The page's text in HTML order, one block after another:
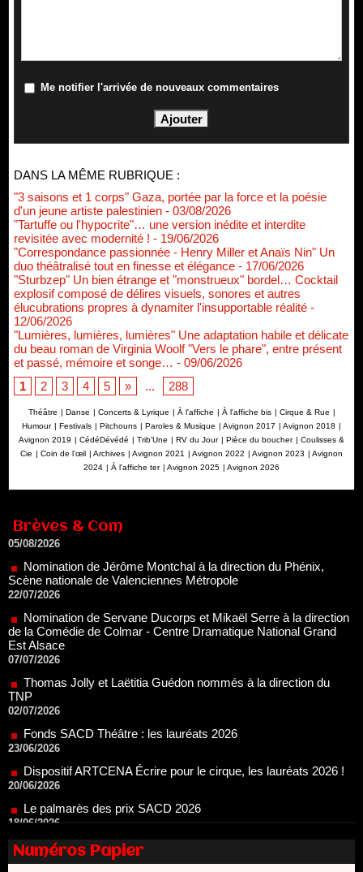
Me notifier l'arrivée de nouveaux commentaires
DANS LA MÊME RUBRIQUE :
"3 saisons et 1 corps" Gaza, portée par la force et la poésie
d'un jeune artiste palestinien - 03/08/2026
"Tartuffe ou l'hypocrite"… une version inédite et interdite
revisitée avec modernité ! - 19/06/2026
"Correspondance passionnée - Henry Miller et Anaïs Nin" Un
duo théâtralisé tout en finesse et élégance - 17/06/2026
"Sturbzep" Un bien étrange et "monstrueux" bordel… Cocktail
explosif composé de délires visuels, sonores et autres
élucubrations propres à dynamiter l'insupportable réalité -
12/06/2026
"Lumières, lumières, lumières" Une adaptation habile et délicate
du beau roman de Virginia Woolf "Vers le phare", entre présent
et passé, mémoire et songe… - 09/06/2026
1
2 3 4 5 » ... 288
Théâtre | Danse | Concerts & Lyrique | À l'affiche | À l'affiche bis | Cirque & Rue |
Humour | Festivals | Pitchouns | Paroles & Musique | Avignon 2017 | Avignon 2018 |
Avignon 2019 | CédéDévédé | Trib'Une | RV du Jour | Pièce du boucher | Coulisses &
Cie | Coin de l’œil | Archives | Avignon 2021 | Avignon 2022 | Avignon 2023 | Avignon
2024 | À l'affiche ter | Avignon 2025 | Avignon 2026
Brèves & Com
Renouvellement de Rachid Ouramdane à la tête de Chaillot-
Théâtre national de la danse
Nomination de Jérôme Montchal à la direction du Phénix,
Scène nationale de Valenciennes Métropole
Nomination de Servane Ducorps et Mikaël Serre à la direction
de la Comédie de Colmar - Centre Dramatique National Grand
07/07/2026
Thomas Jolly et Laëtitia Guédon nommés à la direction du
TNP
Fonds SACD Théâtre : les lauréats 2026
23/06/2026
Dispositif ARTCENA Écrire pour le cirque, les lauréats 2026 !
20/06/2026
Le palmarès des prix SACD 2026
18/06/2026
Les 10 lauréats du Fonds Grandes Formes Théâtre 2026
SACD
Nomination de Nathalie Garraud et Olivier Saccomano à la
Numéros Papier